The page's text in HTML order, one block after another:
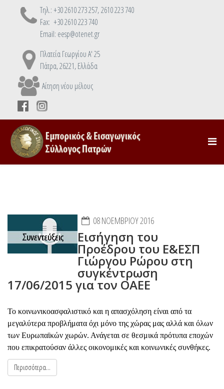
Τηλ.: +30 2610 273 257, 2610 223 740
Fax: +30 2610 223 740
Email: eesp@otenet.gr
Πλατεία Γεωργίου Α' 25
Πάτρα, 26221, Ελλάδα
Αίτηση νέου μέλους
08 ΝΟΕΜΒΡΊΟΥ 2016
Εισήγηση του
Προέδρου του Ε&ΕΣΠ
Γιώργου Ρώρου στη
συγκέντρωση
17/06/2015 για τον ΟΑΕΕ
Το κοινωνικοασφαλιστικό και η απασχόληση είναι από τα
μεγαλύτερα προβλήματα όχι μόνο της χώρας μας αλλά και όλων
των Ευρωπαϊκών χωρών. Ανάγεται σε θεσμικά πρότυπα εποχών
που επικρατούσαν άλλες οικονομικές και κοινωνικές συνθήκες.
Περισσότερα...